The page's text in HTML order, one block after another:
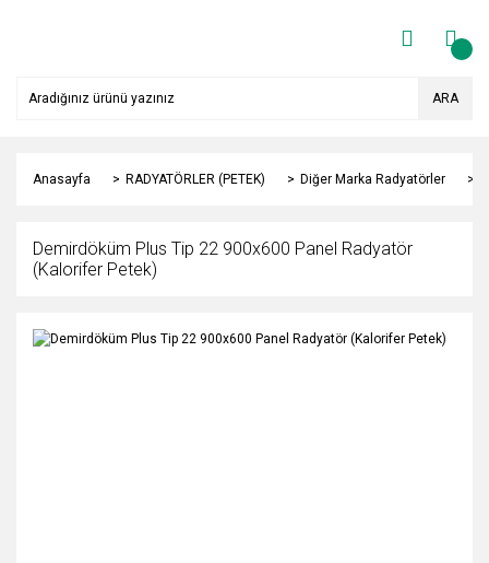
ARA
Anasayfa RADYATÖRLER (PETEK) Diğer Marka Radyatörler
Demirdöküm Plus Tip 22 900x600 Panel Radyatör
(Kalorifer Petek)